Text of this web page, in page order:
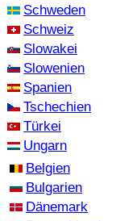
Schweden
Schweiz
Slowakei
Slowenien
Spanien
Tschechien
Türkei
Ungarn
Belgien
Bulgarien
Dänemark